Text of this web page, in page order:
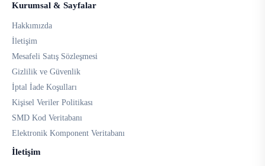
Kurumsal & Sayfalar
Hakkımızda
İletişim
Mesafeli Satış Sözleşmesi
Gizlilik ve Güvenlik
İptal İade Koşulları
Kişisel Veriler Politikası
SMD Kod Veritabanı
Elektronik Komponent Veritabanı
İletişim